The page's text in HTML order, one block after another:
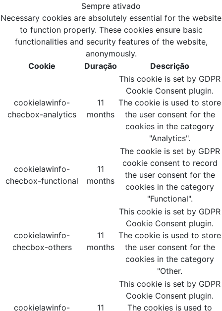
Sempre ativado
Necessary cookies are absolutely essential for the website
to function properly. These cookies ensure basic
functionalities and security features of the website,
anonymously.
Cookie
Duração Descrição
cookielawinfo-
checbox-analytics
11
months
This cookie is set by GDPR
Cookie Consent plugin.
The cookie is used to store
the user consent for the
cookies in the category
"Analytics".
cookielawinfo-
checbox-functional
11
months
The cookie is set by GDPR
cookie consent to record
the user consent for the
cookies in the category
"Functional".
cookielawinfo-
checbox-others
11
months
This cookie is set by GDPR
Cookie Consent plugin.
The cookie is used to store
the user consent for the
cookies in the category
"Other.
cookielawinfo-
11
This cookie is set by GDPR
Cookie Consent plugin.
The cookies is used to